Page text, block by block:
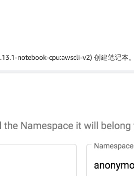
notebook-cpu:awscli-v2) 创建笔记本。